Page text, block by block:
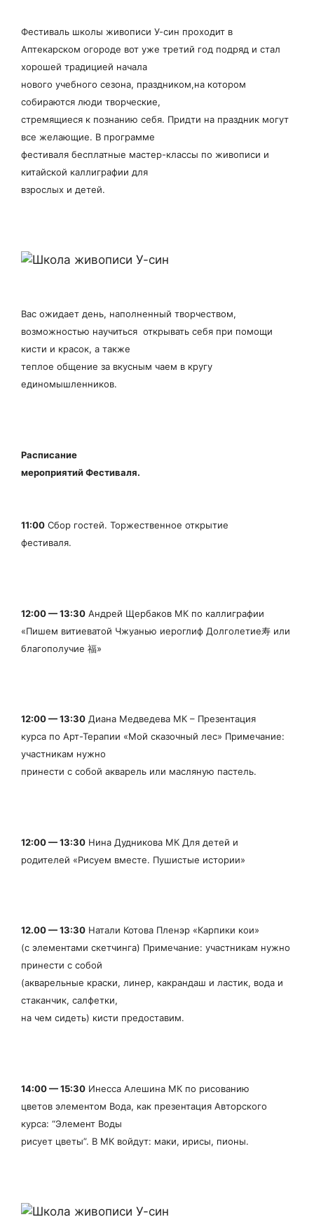
Фестиваль школы живописи У-син проходит в
Аптекарском огороде вот уже третий год подряд и стал
хорошей традицией начала
нового учебного сезона, праздником,на котором
собираются люди творческие,
стремящиеся к познанию себя. Придти на праздник могут
все желающие. В программе
фестиваля бесплатные мастер-классы по живописи и
китайской каллиграфии для
взрослых и детей.
Вас ожидает день, наполненный творчеством,
возможностью научиться открывать себя при помощи
кисти и красок, а также
теплое общение за вкусным чаем в кругу
единомышленников.
Расписание
мероприятий Фестиваля.
11:00 Сбор гостей. Торжественное открытие
фестиваля.
12:00 — 13:30 Андрей Щербаков МК по каллиграфии
«Пишем витиеватой Чжуанью иероглиф Долголетие寿 или
благополучие 福»
12:00 — 13:30 Диана Медведева МК – Презентация
курса по Арт-Терапии «Мой сказочный лес» Примечание:
участникам нужно
принести с собой акварель или масляную пастель.
12:00 — 13:30 Нина Дудникова МК Для детей и
родителей «Рисуем вместе. Пушистые истории»
12.00 — 13:30 Натали Котова Пленэр «Карпики кои»
(с элементами скетчинга) Примечание: участникам нужно
принести с собой
(акварельные краски, линер, какрандаш и ластик, вода и
стаканчик, салфетки,
на чем сидеть) кисти предоставим.
14:00 — 15:30 Инесса Алешина МК по рисованию
цветов элементом Вода, как презентация Авторского
курса: “Элемент Воды
рисует цветы”. В МК войдут: маки, ирисы, пионы.